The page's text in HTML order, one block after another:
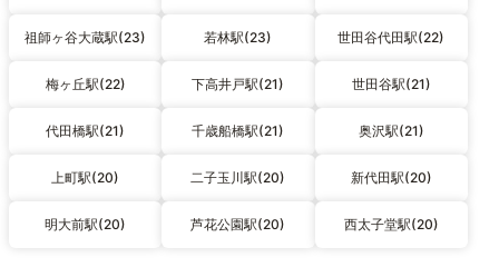
祖師ヶ谷大蔵駅(23) 若林駅(23) 世田谷代田駅(22)
梅ヶ丘駅(22) 下高井戸駅(21) 世田谷駅(21)
代田橋駅(21) 千歳船橋駅(21) 奥沢駅(21)
上町駅(20) 二子玉川駅(20) 新代田駅(20)
明大前駅(20) 芦花公園駅(20) 西太子堂駅(20)